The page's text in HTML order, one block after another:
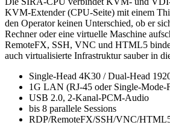
KVM-Extender (CPU-Seite) mit einem
den Operator keinen Unterschied, ob er
Rechner oder eine virtuelle Maschine
RemoteFX, SSH, VNC und HTML5
auch virtualisierte Infrastruktur sauber in
Single-Head 4K30 / Dual-Head
1G LAN (RJ-45 oder Single-Mode-
USB 2.0, 2-Kanal-PCM-Audio
bis 8 parallele Sessions
RDP/RemoteFX/SSH/VNC/